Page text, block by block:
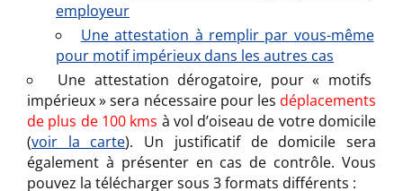
employeur
Une attestation à remplir par vous-même
pour motif impérieux dans les autres cas
Une attestation dérogatoire, pour « motifs
impérieux » sera nécessaire pour les déplacements
de plus de 100 kms à vol d’oiseau de votre domicile
(voir la carte). Un justificatif de domicile sera
également à présenter en cas de contrôle. Vous
pouvez la télécharger sous 3 formats différents :